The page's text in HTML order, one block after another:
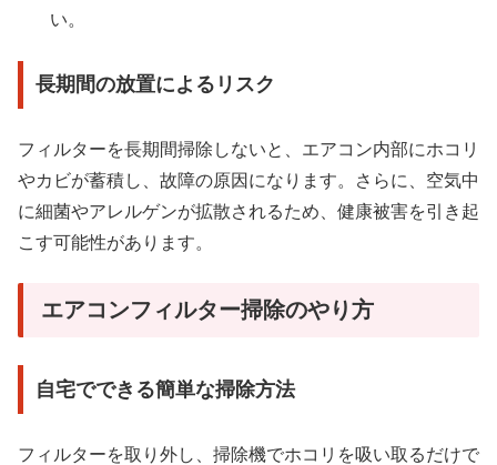
い。
長期間の放置によるリスク
フィルターを長期間掃除しないと、エアコン内部にホコリ
やカビが蓄積し、故障の原因になります。さらに、空気中
に細菌やアレルゲンが拡散されるため、健康被害を引き起
こす可能性があります。
エアコンフィルター掃除のやり方
自宅でできる簡単な掃除方法
フィルターを取り外し、掃除機でホコリを吸い取るだけで